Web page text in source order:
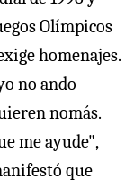
Olímpicos
homenajes.
no ando
nomás.
me ayude",
que